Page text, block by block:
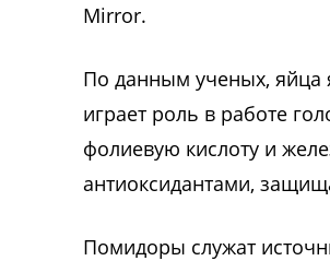
Mirror.
По данным ученых, яйца
играет роль в работе
фолиевую кислоту и
антиоксидантами,
Помидоры служат